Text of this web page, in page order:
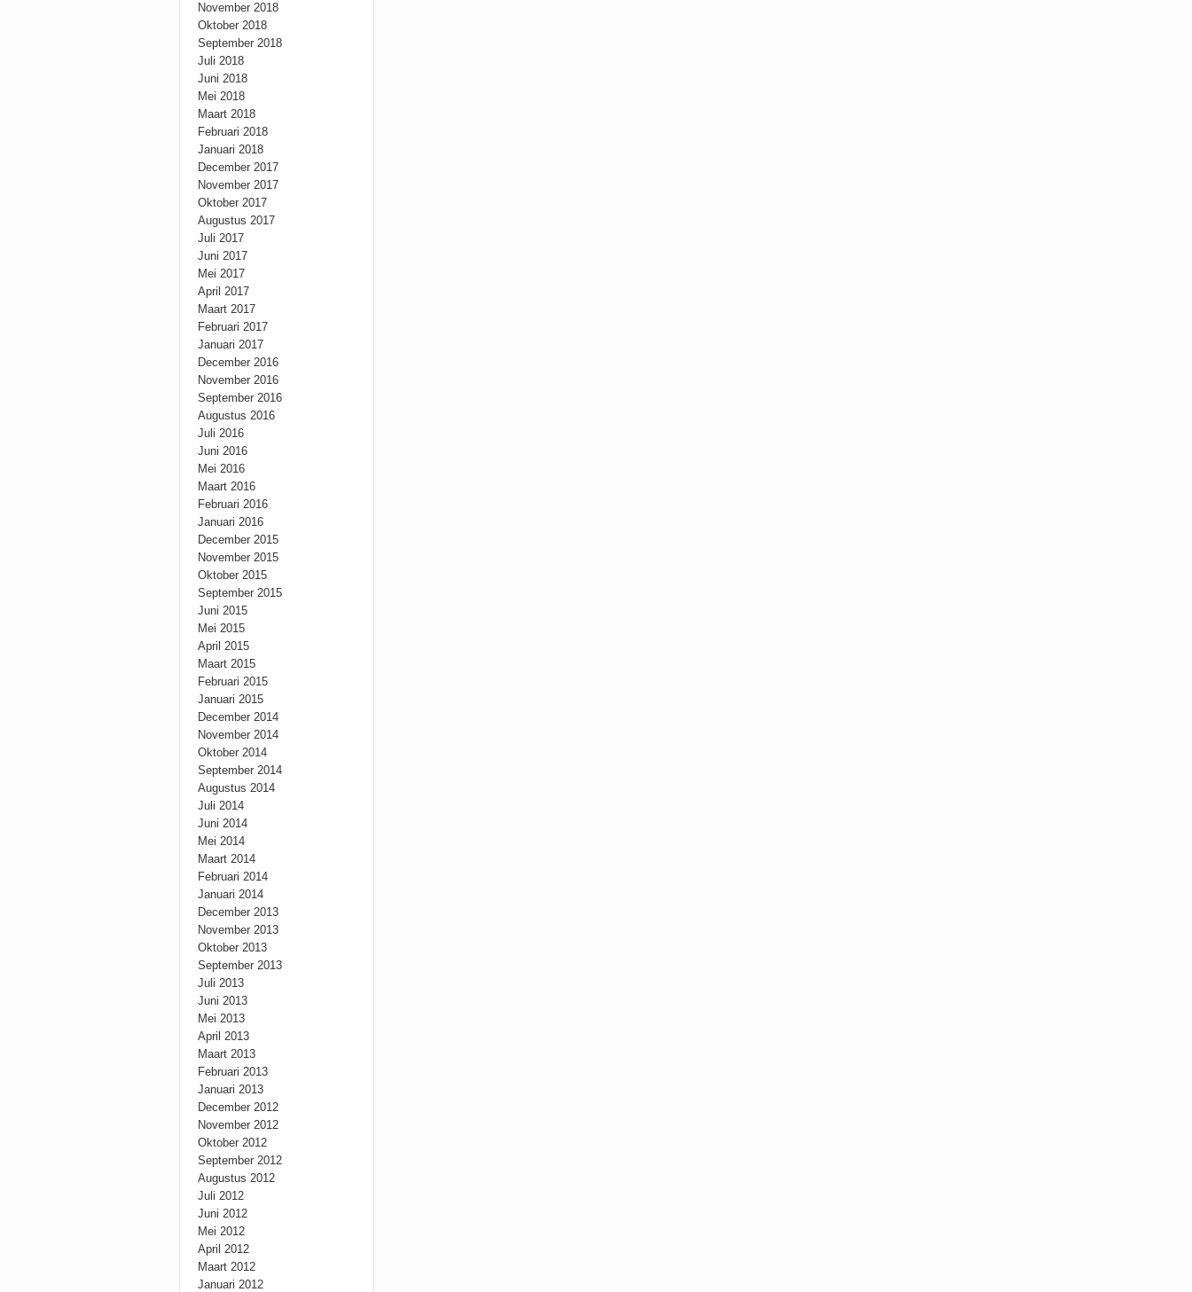
November 2018
Oktober 2018
September 2018
Juli 2018
Juni 2018
Mei 2018
Maart 2018
Februari 2018
Januari 2018
December 2017
November 2017
Oktober 2017
Augustus 2017
Juli 2017
Juni 2017
Mei 2017
April 2017
Maart 2017
Februari 2017
Januari 2017
December 2016
November 2016
September 2016
Augustus 2016
Juli 2016
Juni 2016
Mei 2016
Maart 2016
Februari 2016
Januari 2016
December 2015
November 2015
Oktober 2015
September 2015
Juni 2015
Mei 2015
April 2015
Maart 2015
Februari 2015
Januari 2015
December 2014
November 2014
Oktober 2014
September 2014
Augustus 2014
Juli 2014
Juni 2014
Mei 2014
Maart 2014
Februari 2014
Januari 2014
December 2013
November 2013
Oktober 2013
September 2013
Juli 2013
Juni 2013
Mei 2013
April 2013
Maart 2013
Februari 2013
Januari 2013
December 2012
November 2012
Oktober 2012
September 2012
Augustus 2012
Juli 2012
Juni 2012
Mei 2012
April 2012
Maart 2012
Januari 2012